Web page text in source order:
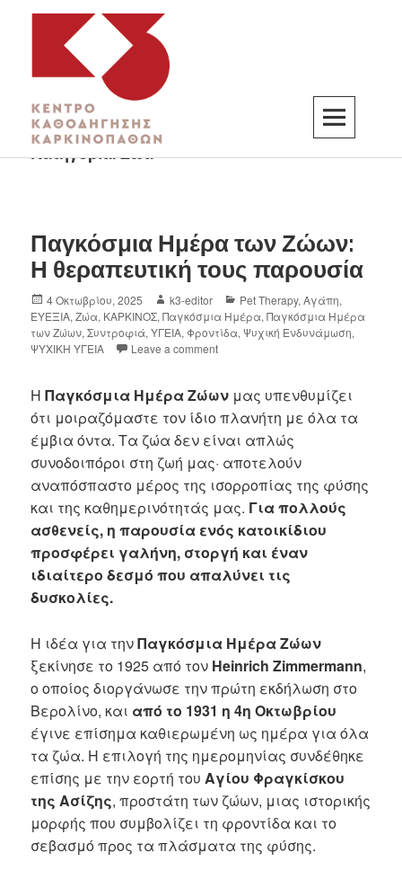
K3
ΚΕΝΤΡΟ ΚΑΘΟΔΗΓΗΣΗΣ ΚΑΡΚΙΝΟΠΑΘΩΝ
Κατηγορία:Ζώα
Παγκόσμια Ημέρα των Ζώων:
Η θεραπευτική τους παρουσία
4 Οκτωβρίου, 2025 k3-editor Pet Therapy,Αγάπη,
ΕΥΕΞΙΑ,Ζώα, ΚΑΡΚΙΝΟΣ,Παγκόσμια Ημέρα,Παγκόσμια Ημέρα
των Ζώων,Συντροφιά,ΥΓΕΙΑ, Φροντίδα,Ψυχική Ενδυνάμωση,
ΨΥΧΙΚΗ ΥΓΕΙΑ
Leave a comment
ΗΠαγκόσμια Ημέρα Ζώων μας υπενθυμίζει
ότι μοιραζόμαστε τον ίδιο πλανήτη με όλα τα
έμβια όντα. Τα ζώα δεν είναι απλώς
συνοδοιπόροι στη ζωή μας· αποτελούν
αναπόσπαστο μέρος της ισορροπίας της φύσης
και της καθημερινότητάς μας. Για πολλούς
ασθενείς, η παρουσία ενός κατοικίδιου
προσφέρει γαλήνη, στοργή και έναν
ιδιαίτερο δεσμό που απαλύνει τις
δυσκολίες.
Η ιδέα για τηνΠαγκόσμια Ημέρα Ζώων
ξεκίνησε το 1925 από τον Heinrich Zimmermann,
ο οποίος διοργάνωσε την πρώτη εκδήλωση στο
Βερολίνο, και από το 1931 η 4η Οκτωβρίου
έγινε επίσημα καθιερωμένη ως ημέρα για όλα
τα ζώα. Η επιλογή της ημερομηνίας συνδέθηκε
επίσης με την εορτή του Αγίου Φραγκίσκου
της Ασίζης, προστάτη των ζώων, μιας ιστορικής
μορφής που συμβολίζει τη φροντίδα και το
σεβασμό προς τα πλάσματα της φύσης.